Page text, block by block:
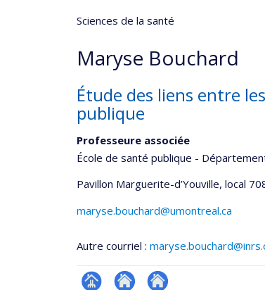
Sciences de la santé
Maryse Bouchard
Étude des liens entre
publique
Professeure associée
École de santé publique -
Pavillon Marguerite-d’Youville, local
maryse.bouchard@umontreal.ca
Autre courriel :